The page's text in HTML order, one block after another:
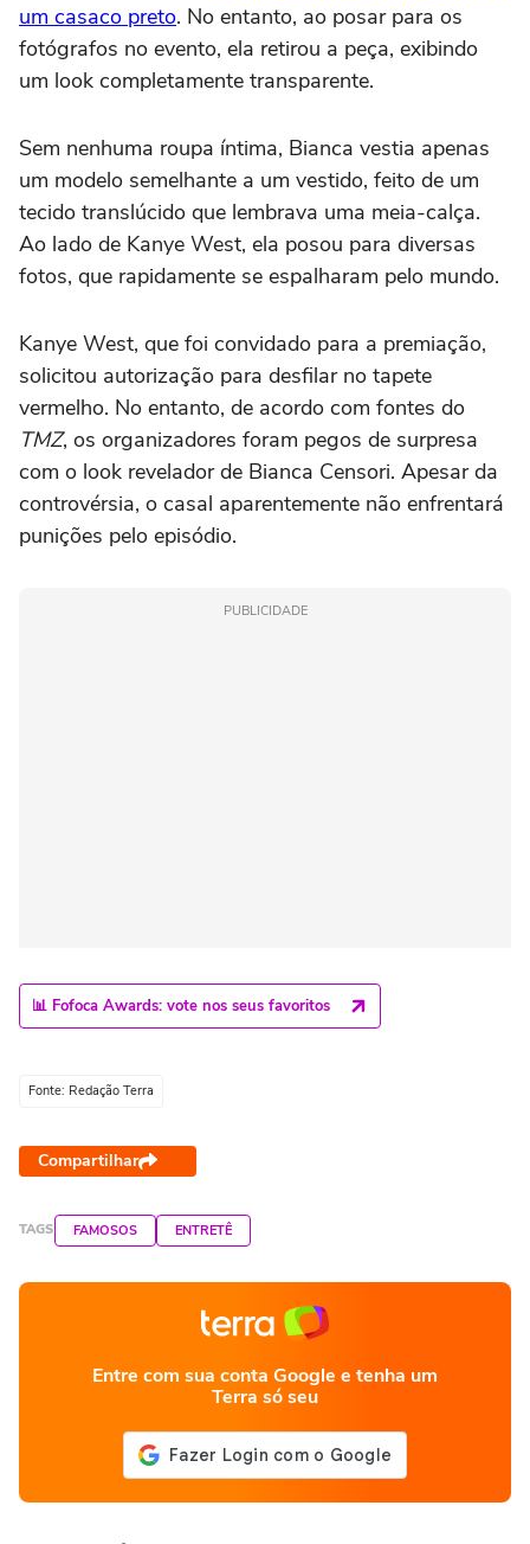
um casaco preto. No entanto, ao posar para os
fotógrafos no evento, ela retirou a peça, exibindo
um look completamente transparente.
Sem nenhuma roupa íntima, Bianca vestia apenas
um modelo semelhante a um vestido, feito de um
tecido translúcido que lembrava uma meia-calça.
Ao lado de Kanye West, ela posou para diversas
fotos, que rapidamente se espalharam pelo mundo.
Kanye West, que foi convidado para a premiação,
solicitou autorização para desfilar no tapete
vermelho. No entanto, de acordo com fontes do
TMZ, os organizadores foram pegos de surpresa
com o look revelador de Bianca Censori. Apesar da
controvérsia, o casal aparentemente não enfrentará
punições pelo episódio.
PUBLICIDADE
📊 Fofoca Awards: vote nos seus favoritos
Fonte: Redação Terra
Compartilhar
TAGS FAMOSOS ENTRETÊ
Entre com sua conta Google e tenha um
Terra só seu